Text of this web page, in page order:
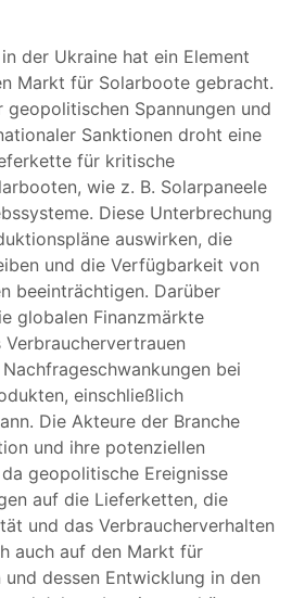
der Ukraine hat ein Element
Markt für Solarboote gebracht.
Spannungen und
Sanktionen droht eine
für kritische
wie z. B. Solarpaneele
Diese Unterbrechung
auswirken, die
und die Verfügbarkeit von
beeinträchtigen. Darüber
globalen Finanzmärkte
bei
einschließlich
Die Akteure der Branche
und ihre potenziellen
geopolitische Ereignisse
auf die Lieferketten, die
und das Verbraucherverhalten
auch auf den Markt für
dessen Entwicklung in den